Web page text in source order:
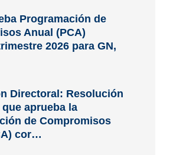
Programación de
Anual (PCA)
2026 para GN,
Directoral: Resolución
aprueba la
de Compromisos
cor…